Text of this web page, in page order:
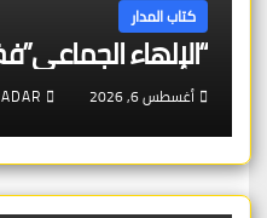
كتاب المدار
“الإلهاء
أغسطس 6, 2026